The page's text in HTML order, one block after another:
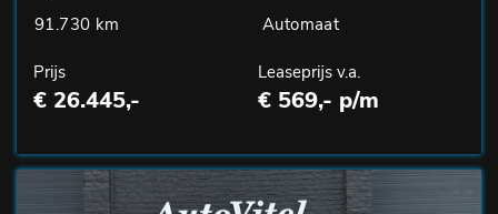
91.730 km
Automaat
Prijs
€ 26.445,-
Leaseprijs v.a.
€ 569,- p/m